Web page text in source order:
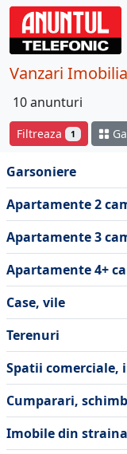
Vanzari
10 anunturi
Filtreaza 1
Garsoniere
Apartamente 2
Apartamente 3
Apartamente 4+
Case, vile
Terenuri
Spatii comerciale,
Cumparari,
Imobile din